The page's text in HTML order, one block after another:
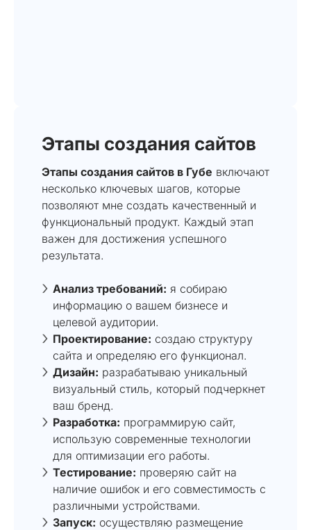
Этапы создания сайтов
Этапы создания сайтов в Губе включают
несколько ключевых шагов, которые
позволяют мне создать качественный и
функциональный продукт. Каждый этап
важен для достижения успешного
результата.
Анализ требований: я собираю
информацию о вашем бизнесе и
целевой аудитории.
Проектирование: создаю структуру
сайта и определяю его функционал.
Дизайн: разрабатываю уникальный
визуальный стиль, который подчеркнет
ваш бренд.
Разработка: программирую сайт,
использую современные технологии
для оптимизации его работы.
Тестирование: проверяю сайт на
наличие ошибок и его совместимость с
различными устройствами.
Запуск: осуществляю размещение